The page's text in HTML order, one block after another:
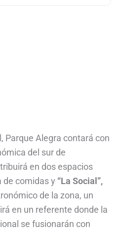
Parque Alegra contará con
del sur de
en dos espacios
de comidas y “La Social”,
de la zona, un
en un referente donde la
se fusionarán con